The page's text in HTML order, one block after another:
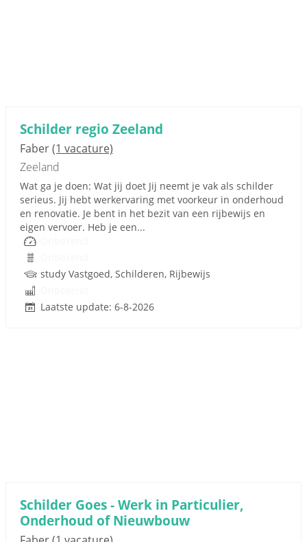
Schilder regio Zeeland
Faber(1 vacature)
Zeeland
Wat ga je doen: Wat jij doet Jij neemt je vak als schilder
serieus. Jij hebt werkervaring met voorkeur in onderhoud
en renovatie. Je bent in het bezit van een rijbewijs en
eigen vervoer. Heb je een...
study Vastgoed, Schilderen, Rijbewijs
Laatste update: 6-8-2026
Schilder Goes - Werk in Particulier,
Onderhoud of Nieuwbouw